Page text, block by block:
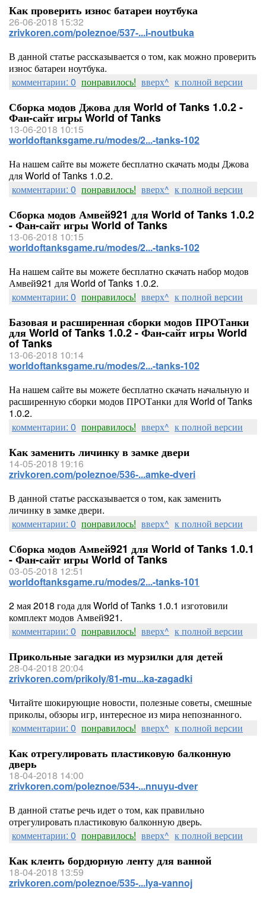
Как проверить износ батареи ноутбука
26-06-2018 15:32
zrivkoren.com/poleznoe/537-...i-noutbuka
В данной статье рассказывается о том, как можно проверить
износ батареи ноутбука.
комментарии: 0 понравилось! вверх^ к полной версии
Сборка модов Джова для World of Tanks 1.0.2 -
Фан-сайт игры World of Tanks
13-06-2018 10:15
worldoftanksgame.ru/modes/2...-tanks-102
На нашем сайте вы можете бесплатно скачать моды Джова
для World of Tanks 1.0.2.
комментарии: 0 понравилось! вверх^ к полной версии
Сборка модов Амвей921 для World of Tanks 1.0.2
- Фан-сайт игры World of Tanks
13-06-2018 10:15
worldoftanksgame.ru/modes/2...-tanks-102
На нашем сайте вы можете бесплатно скачать набор модов
Амвей921 для World of Tanks 1.0.2.
комментарии: 0 понравилось! вверх^ к полной версии
Базовая и расширенная сборки модов ПРОТанки
для World of Tanks 1.0.2 - Фан-сайт игры World
of Tanks
13-06-2018 10:14
worldoftanksgame.ru/modes/2...-tanks-102
На нашем сайте вы можете бесплатно скачать начальную и
расширенную сборки модов ПРОТанки для World of Tanks
1.0.2.
комментарии: 0 понравилось! вверх^ к полной версии
Как заменить личинку в замке двери
14-05-2018 19:16
zrivkoren.com/poleznoe/536-...amke-dveri
В данной статье рассказывается о том, как заменить
личинку в замке двери.
комментарии: 0 понравилось! вверх^ к полной версии
Сборка модов Амвей921 для World of Tanks 1.0.1
- Фан-сайт игры World of Tanks
03-05-2018 12:51
worldoftanksgame.ru/modes/2...-tanks-101
2 мая 2018 года для World of Tanks 1.0.1 изготовили
комплект модов Амвей921.
комментарии: 0 понравилось! вверх^ к полной версии
Прикольные загадки из мурзилки для детей
28-04-2018 20:04
zrivkoren.com/prikoly/81-mu...ka-zagadki
Читайте шокирующие новости, полезные советы, смешные
приколы, обзоры игр, интересное из мира непознанного.
комментарии: 0 понравилось! вверх^ к полной версии
Как отрегулировать пластиковую балконную
дверь
18-04-2018 14:00
zrivkoren.com/poleznoe/534-...nnuyu-dver
В данной статье речь идет о том, как правильно
отрегулировать пластиковую балконную дверь.
комментарии: 0 понравилось! вверх^ к полной версии
Как клеить бордюрную ленту для ванной
18-04-2018 13:59
zrivkoren.com/poleznoe/535-...lya-vannoj